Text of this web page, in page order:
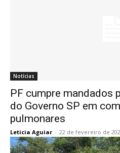
Notícias
PF cumpre mandados
do Governo SP em
pulmonares
Leticia Aguiar - 22 de fevereiro de